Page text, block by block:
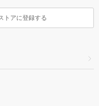
トアに登録する